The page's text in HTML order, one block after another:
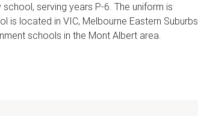
serving years P-6. The uniform is
is located in VIC, Melbourne Eastern Suburbs
schools in the Mont Albert area.